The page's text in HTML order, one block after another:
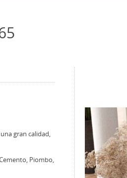
gran calidad,
Piombo,